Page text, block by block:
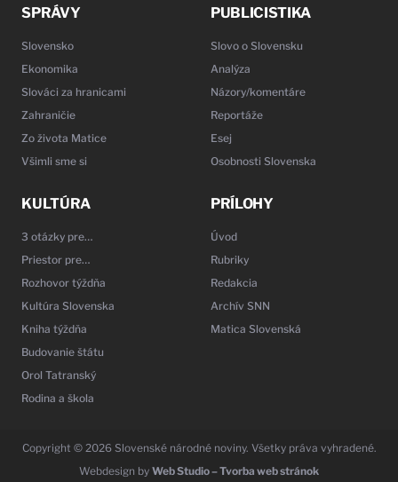
SPRÁVY
Slovensko
Ekonomika
Slováci za hranicami
Zahraničie
Zo života Matice
Všimli sme si
PUBLICISTIKA
Slovo o Slovensku
Analýza
Názory/komentáre
Reportáže
Esej
Osobnosti Slovenska
KULTÚRA
3 otázky pre…
Priestor pre…
Rozhovor týždňa
Kultúra Slovenska
Kniha týždňa
Budovanie štátu
Orol Tatranský
Rodina a škola
PRÍLOHY
Úvod
Rubriky
Redakcia
Archív SNN
Matica Slovenská
Copyright © 2026 Slovenské národné noviny. Všetky práva vyhradené.
Webdesign by Web Studio – Tvorba web stránok